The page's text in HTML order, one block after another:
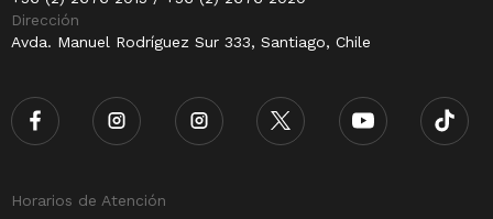
Dirección
Avda. Manuel Rodríguez Sur 333, Santiago, Chile
Horarios de Atención